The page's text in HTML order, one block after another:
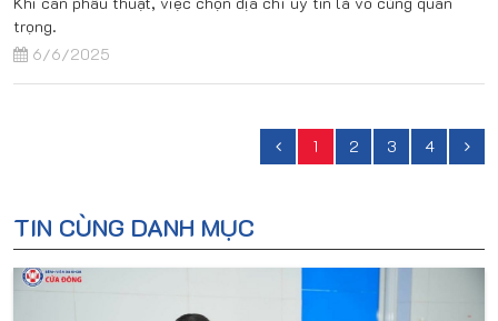
trọng.
6/6/2025
1 2 3 4
TIN CÙNG DANH MỤC